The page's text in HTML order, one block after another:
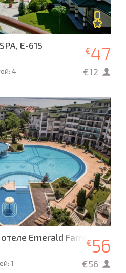
E-615
4
€47
€12
Emerald Family
1
€56
€56